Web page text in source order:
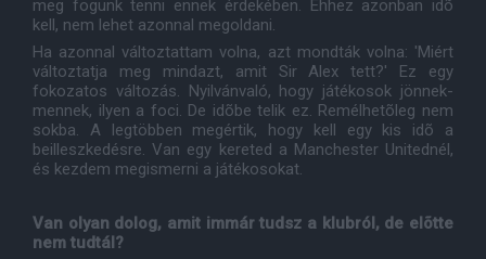
meg fogunk tenni ennek érdekében. Ehhez azonban idõ
kell, nem lehet azonnal megoldani.
Ha azonnal változtattam volna, azt mondták volna: 'Miért
változtatja meg mindazt, amit Sir Alex tett?' Ez egy
fokozatos változás. Nyilvánvaló, hogy játékosok jönnek-
mennek, ilyen a foci. De idõbe telik ez. Remélhetõleg nem
sokba. A legtöbben megértik, hogy kell egy kis idõ a
beilleszkedésre. Van egy kereted a Manchester Unitednél,
és kezdem megismerni a játékosokat.
Van olyan dolog, amit immár tudsz a klubról, de elõtte
nem tudtál?